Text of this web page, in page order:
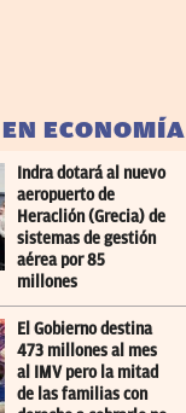
ECONOMÍA
Indra dotará al nuevo
aeropuerto de
Heraclión (Grecia) de
sistemas de gestión
aérea por 85
millones
El Gobierno destina
473 millones al mes
al IMV pero la mitad
de las familias con